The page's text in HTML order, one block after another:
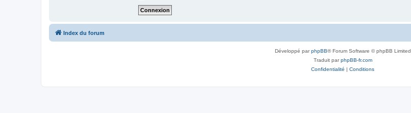
Index du forum
Développé parphpBB® Forum Software © phpBB Limited
Traduit parphpBB-fr.com
Confidentialité | Conditions